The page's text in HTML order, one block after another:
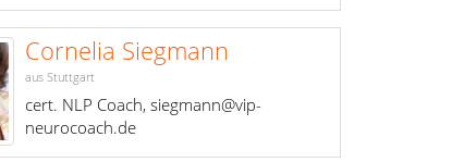
Cornelia Siegmann
aus Stuttgart
cert. NLP Coach, siegmann@vip-
neurocoach.de